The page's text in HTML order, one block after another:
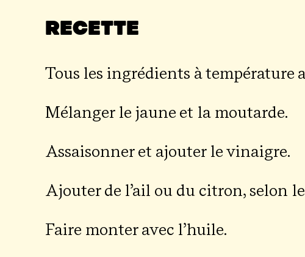
Recette
Tous les ingré­dients à tem­pé­ra­ture
Mélan­ger le jaune et la moutarde.
Assai­son­ner et ajou­ter le vinaigre.
Ajou­ter de l’ail ou du citron, selon
Faire mon­ter avec l’huile.